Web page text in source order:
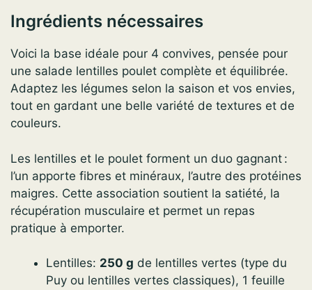
Ingrédients nécessaires
Voici la base idéale pour 4 convives, pensée pour
une salade lentilles poulet complète et équilibrée.
Adaptez les légumes selon la saison et vos envies,
tout en gardant une belle variété de textures et de
couleurs.
Les lentilles et le poulet forment un duo gagnant :
l’un apporte fibres et minéraux, l’autre des protéines
maigres. Cette association soutient la satiété, la
récupération musculaire et permet un repas
pratique à emporter.
Lentilles: 250 g de lentilles vertes (type du
Puy ou lentilles vertes classiques), 1 feuille